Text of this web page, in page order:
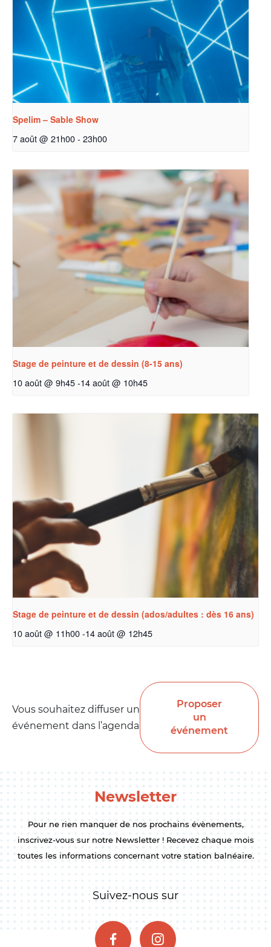
Spelim – Sable Show
7 août @ 21h00- 23h00
Stage de peinture et de dessin (8-15 ans)
10 août @ 9h45-14 août @ 10h45
Stage de peinture et de dessin (ados/adultes : dès 16 ans)
10 août @ 11h00-14 août @ 12h45
Vous souhaitez diffuser un
événement dans l’agenda
Proposer
un
événement
Newsletter
Pour ne rien manquer de nos prochains évènements,
inscrivez-vous sur notre Newsletter ! Recevez chaque mois
toutes les informations concernant votre station balnéaire.
Suivez-nous sur